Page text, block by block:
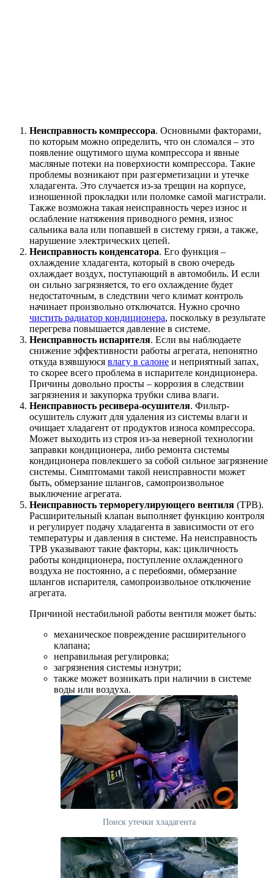
Неисправность компрессора. Основными факторами,
по которым можно определить, что он сломался – это
появление ощутимого шума компрессора и явные
масляные потеки на поверхности компрессора. Такие
проблемы возникают при разгерметизации и утечке
хладагента. Это случается из-за трещин на корпусе,
изношенной прокладки или поломке самой магистрали.
Также возможна такая неисправность через износ и
ослабление натяжения приводного ремня, износ
сальника вала или попавшей в систему грязи, а также,
нарушение электрических цепей.
Неисправность конденсатора. Его функция –
охлаждение хладагента, который в свою очередь
охлаждает воздух, поступающий в автомобиль. И если
он сильно загрязняется, то его охлаждение будет
недостаточным, в следствии чего климат контроль
начинает произвольно отключатся. Нужно срочно
чистить радиатор кондиционера, поскольку в результате
перегрева повышается давление в системе.
Неисправность испарителя. Если вы наблюдаете
снижение эффективности работы агрегата, непонятно
откуда взявшуюся влагу в салоне и неприятный запах,
то скорее всего проблема в испарителе кондиционера.
Причины довольно просты – коррозия в следствии
загрязнения и закупорка трубки слива влаги.
Неисправность ресивера-осушителя. Фильтр-
осушитель служит для удаления из системы влаги и
очищает хладагент от продуктов износа компрессора.
Может выходить из строя из-за неверной технологии
заправки кондиционера, либо ремонта системы
кондиционера повлекшего за собой сильное загрязнение
системы. Симптомами такой неисправности может
быть, обмерзание шлангов, самопроизвольное
выключение агрегата.
Неисправность терморегулирующего вентиля (ТРВ).
Расширительный клапан выполняет функцию контроля
и регулирует подачу хладагента в зависимости от его
температуры и давления в системе. На неисправность
ТРВ указывают такие факторы, как: цикличность
работы кондиционера, поступление охлажденного
воздуха не постоянно, а с перебоями, обмерзание
шлангов испарителя, самопроизвольное отключение
агрегата.
Причиной нестабильной работы вентиля может быть:
механическое повреждение расширительного
клапана;
неправильная регулировка;
загрязнения системы изнутри;
также может возникать при наличии в системе
воды или воздуха.
Поиск утечки хладагента